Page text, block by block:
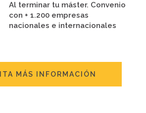
Al terminar tu máster. Convenio
con + 1.200 empresas
nacionales e internacionales
MÁS INFORMACIÓN